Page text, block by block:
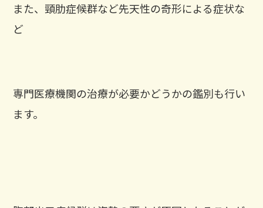
また、頸肋症候群など先天性の奇形による症状な
ど
専門医療機関の治療が必要かどうかの鑑別も行い
ます。